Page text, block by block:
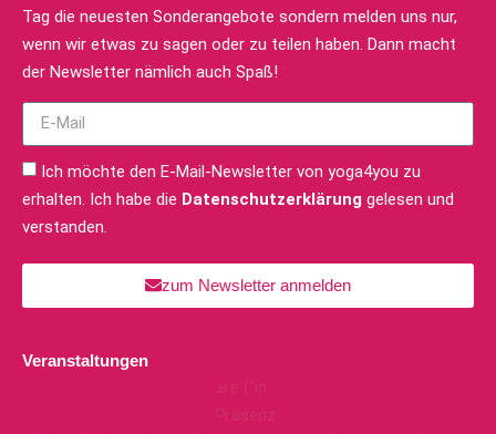
Tag die neuesten Sonderangebote sondern melden uns nur,
wenn wir etwas zu sagen oder zu teilen haben. Dann macht
der Newsletter nämlich auch Spaß!
Ich möchte den E-Mail-Newsletter von yoga4you zu
erhalten. Ich habe die Datenschutzerklärung gelesen und
verstanden.
zum Newsletter anmelden
Veranstaltungen